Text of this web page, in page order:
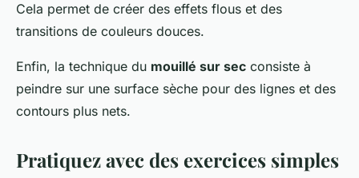
Cela permet de créer des effets flous et des
transitions de couleurs douces.
Enfin, la technique du mouillé sur sec consiste à
peindre sur une surface sèche pour des lignes et des
contours plus nets.
Pratiquez avec des exercices simples